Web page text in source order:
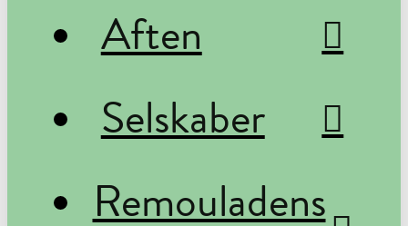
Aften
Selskaber
Remouladens